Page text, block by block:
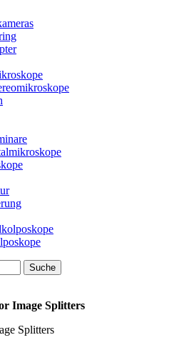
Suche
Image Splitters